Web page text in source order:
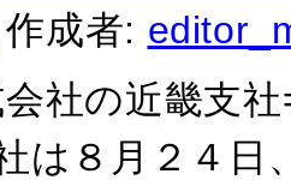
作成者:
会社の近畿支
は８月２４日